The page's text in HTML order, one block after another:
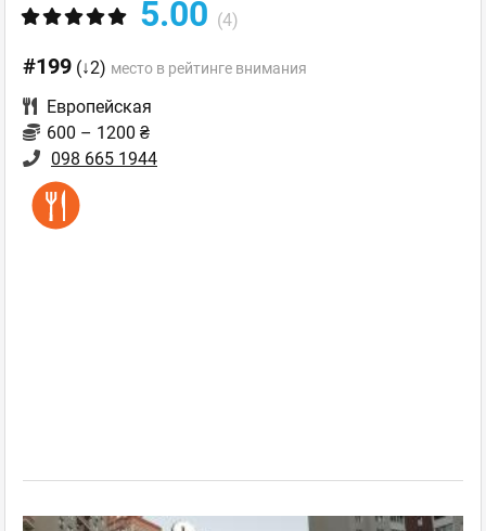
5.00 (4)
#199 (↓2) место в рейтинге внимания
Европейская
600 – 1200 ₴
098 665 1944